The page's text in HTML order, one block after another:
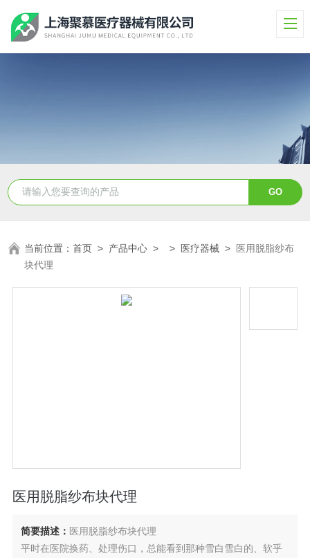
当前位置：首页 > 产品中心 > > 医疗器械 > 医用脱脂纱布
块代理
医用脱脂纱布块代理
简要描述： 医用脱脂纱布块代理
平时在医院换药、处理伤口，总能看到那种雪白雪白的、软乎